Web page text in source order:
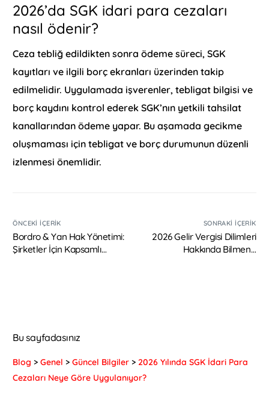
2026’da SGK idari para cezaları
nasıl ödenir?
Ceza tebliğ edildikten sonra ödeme süreci, SGK
kayıtları ve ilgili borç ekranları üzerinden takip
edilmelidir. Uygulamada işverenler, tebligat bilgisi ve
borç kaydını kontrol ederek SGK’nın yetkili tahsilat
kanallarından ödeme yapar. Bu aşamada gecikme
oluşmaması için tebligat ve borç durumunun düzenli
izlenmesi önemlidir.
ÖNCEKI İÇERIK
Bordro & Yan Hak Yönetimi:
Şirketler İçin Kapsamlı
SONRAKI İÇERIK
2026 Gelir Vergisi Dilimleri
Hakkında Bilmeniz
Bu sayfadasınız
Blog >Genel >Güncel Bilgiler > 2026 Yılında SGK İdari Para
Cezaları Neye Göre Uygulanıyor?